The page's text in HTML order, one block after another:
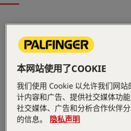
关键规格
最大起重力矩
最大液压作业半径
查看全部规格
PALFINGER 起重机经过精心设
靠的性能。铰接式 PK 32080 机
本网站使用了COOKIE
我们使用 Cookie 以允许我们网
计内容和广告、提供社交媒体功
社交媒体、广告和分析合作伙伴
的信息。
隐私声明